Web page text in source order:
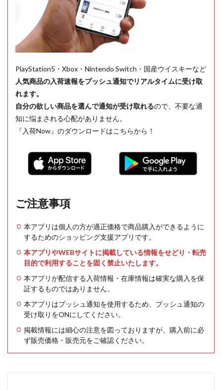
PlayStation5・Xbox・Nintendo Switch・国産ウイスキーなど
人気商品の入荷速報をプッシュ通知でリアルタイムに受け取
れます。
自分の欲しい商品を選んで通知が受け取れるので、不要な通
知に悩まされる心配がありません。
『入荷Now』のダウンロードはこちらから！
ご注意事項
本アプリは個人の方が適正価格で商品購入ができるように
するためのショッピング支援アプリです。
本アプリやWEBサイトに掲載している情報をせどり・転売
目的で利用することを固く禁止いたします。
本アプリが配信する入荷情報・在庫情報は確実な購入を保
証するものではありません。
本アプリはプッシュ通知を使用するため、プッシュ通知の
受け取りをONにしてください。
掲載情報には細心の注意を図っておりますが、購入前に必
ず販売価格・販売元をご確認ください。